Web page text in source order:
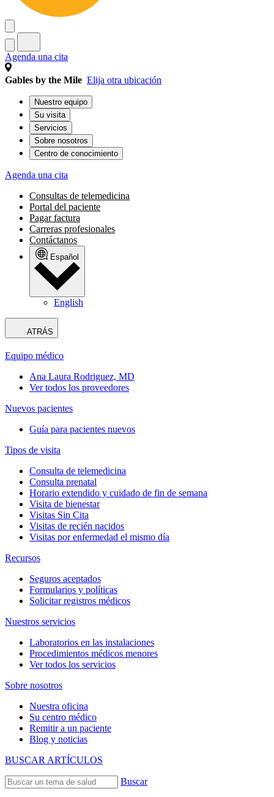
Agenda una cita
Gables by the Mile Elija otra ubicación
Nuestro equipo
Su visita
Servicios
Sobre nosotros
Centro de conocimiento
Agenda una cita
Consultas de telemedicina
Portal del paciente
Pagar factura
Carreras profesionales
Contáctanos
Español
English
ATRÁS
Equipo médico
Ana Laura Rodriguez, MD
Ver todos los proveedores
Nuevos pacientes
Guía para pacientes nuevos
Tipos de visita
Consulta de telemedicina
Consulta prenatal
Horario extendido y cuidado de fin de semana
Visita de bienestar
Visitas Sin Cita
Visitas de recién nacidos
Visitas por enfermedad el mismo día
Recursos
Seguros aceptados
Formularios y políticas
Solicitar registros médicos
Nuestros servicios
Laboratorios en las instalaciones
Procedimientos médicos menores
Ver todos los servicios
Sobre nosotros
Nuestra oficina
Su centro médico
Remitir a un paciente
Blog y noticias
BUSCAR ARTÍCULOS
Buscar